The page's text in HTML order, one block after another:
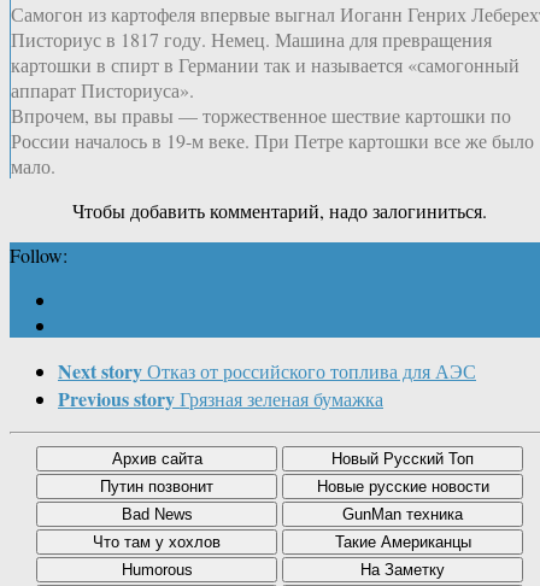
Самогон из картофеля впервые выгнал Иоганн Генрих
Писториус в 1817 году. Немец. Машина для превращения
картошки в спирт в Германии так и называется «самогонный
аппарат Писториуса».
Впрочем, вы правы — торжественное шествие картошки по
России началось в 19-м веке. При Петре картошки все же было
мало.
Чтобы добавить комментарий, надо залогиниться.
Follow:
Next storyОтказ от российского топлива для АЭС
Previous storyГрязная зеленая бумажка